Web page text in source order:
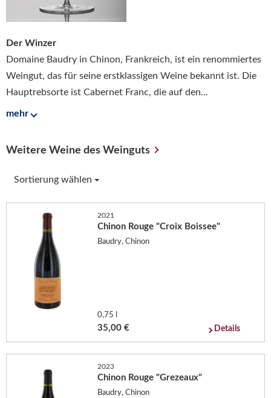
Der Winzer
Domaine Baudry in Chinon, Frankreich, ist ein renommiertes
Weingut, das für seine erstklassigen Weine bekannt ist. Die
Hauptrebsorte ist Cabernet Franc, die auf den...
mehr
Weitere Weine des Weinguts
Sortierung wählen
2021
Chinon Rouge "Croix Boissee"
Baudry, Chinon
0,75 l
35,00 € Details
2023
Chinon Rouge "Grezeaux"
Baudry, Chinon